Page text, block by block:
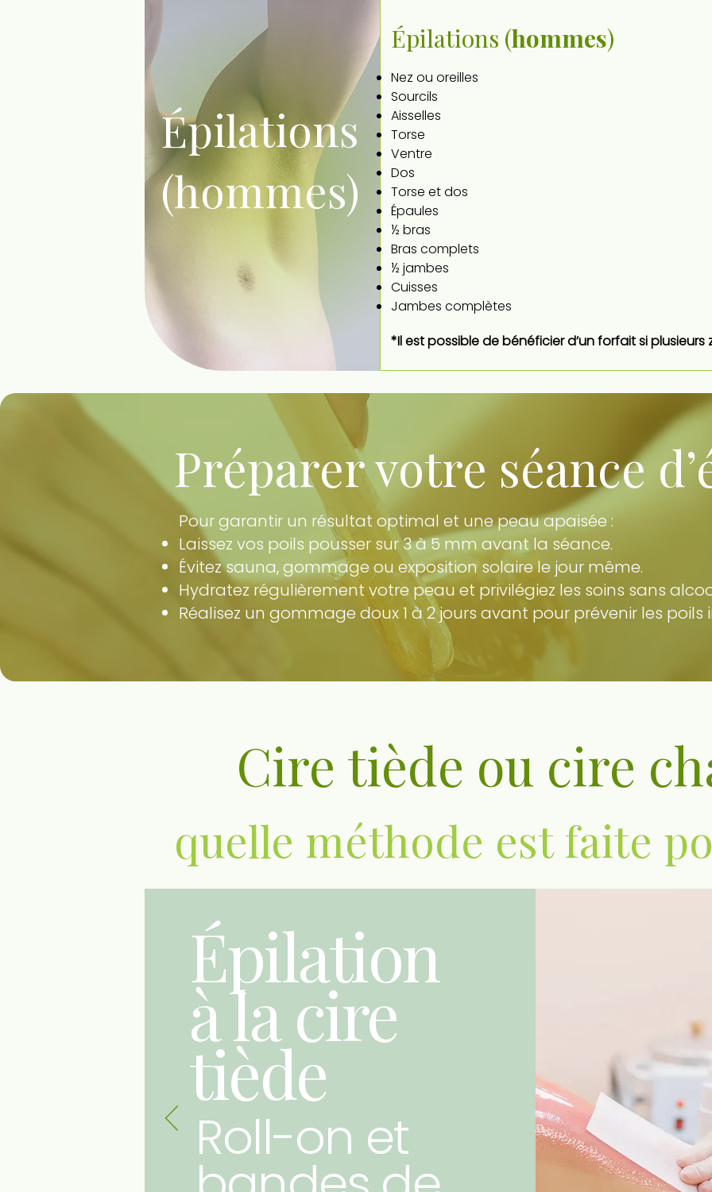
Épilations
(hommes)
Épilations (hommes)
Nez ou oreilles
Sourcils
Aisselles
Torse
Ventre
Dos
Torse et dos
Épaules
½ bras
Bras complets
½ jambes
Cuisses
Jambes complètes
*Il est possible de bénéficier d’un forfait si
Préparer votre séance
Pour garantir un résultat optimal et une peau apaisée :
Laissez vos poils pousser sur 3 à 5 mm avant la séance.
Évitez sauna, gommage ou exposition solaire le jour même.
Hydratez régulièrement votre peau et privilégiez les soins sans
Réalisez un gommage doux 1 à 2 jours avant pour prévenir les poils
Cire tiède ou cire
quelle méthode est faite
Épilation
à la cire
tiède
Roll-on et